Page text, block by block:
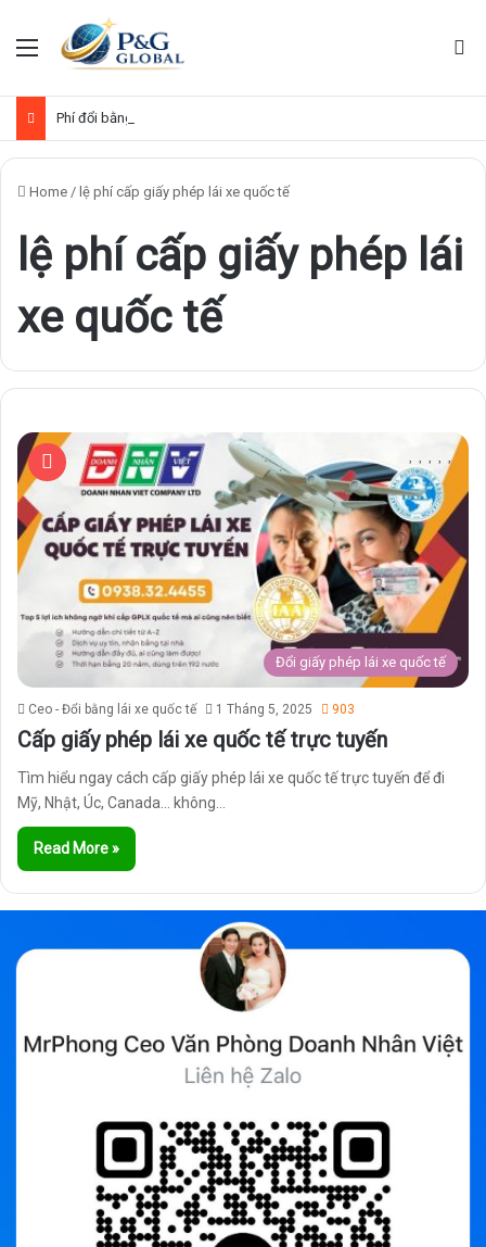
Menu
Phí đổi bằng lái xe Việt Nam sang quốc tế
Home / lệ phí cấp giấy phép lái xe quốc tế
lệ phí cấp giấy phép lái
xe quốc tế
Đổi giấy phép lái xe quốc tế
Ceo - Đổi bằng lái xe quốc tế 1 Tháng 5, 2025 903
Cấp giấy phép lái xe quốc tế trực tuyến
Tìm hiểu ngay cách cấp giấy phép lái xe quốc tế trực tuyến để đi
Mỹ, Nhật, Úc, Canada… không…
Read More »